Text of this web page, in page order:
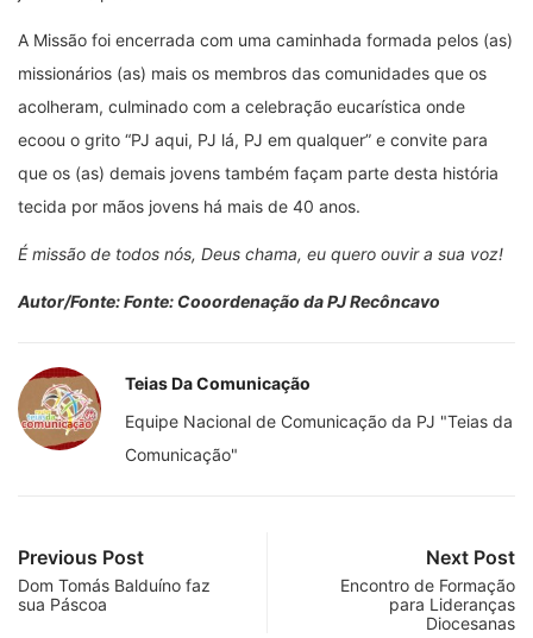
A Missão foi encerrada com uma caminhada formada pelos (as)
missionários (as) mais os membros das comunidades que os
acolheram, culminado com a celebração eucarística onde
ecoou o grito “PJ aqui, PJ lá, PJ em qualquer” e convite para
que os (as) demais jovens também façam parte desta história
tecida por mãos jovens há mais de 40 anos.
É missão de todos nós, Deus chama, eu quero ouvir a sua voz!
Autor/Fonte: Fonte: Cooordenação da PJ Recôncavo
Teias Da Comunicação
Equipe Nacional de Comunicação da PJ "Teias da
Comunicação"
Previous Post
Dom Tomás Balduíno faz
sua Páscoa
Next Post
Encontro de Formação
para Lideranças
Diocesanas